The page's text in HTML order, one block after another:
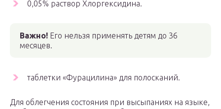
0,05% раствор Хлоргексидина.
Важно! Его нельзя применять детям до 36
месяцев.
таблетки «Фурацилина» для полосканий.
Для облегчения состояния при высыпаниях на языке,